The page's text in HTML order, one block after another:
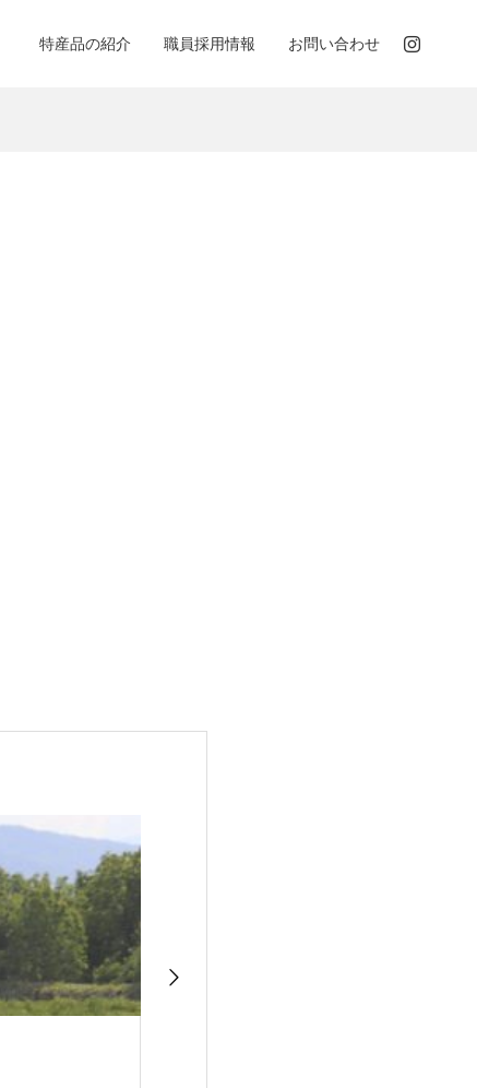
特産品の紹介 職員採用情報 お問い合わせ